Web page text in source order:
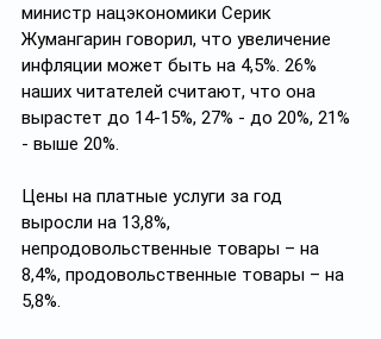
министр нацэкономики Серик
Жумангарин говорил, что увеличение
инфляции может быть на 4,5%. 26%
наших читателей считают, что она
вырастет до 14-15%, 27% - до 20%, 21%
- выше 20%.
Цены на платные услуги за год
выросли на 13,8%,
непродовольственные товары – на
8,4%, продовольственные товары – на
5,8%.